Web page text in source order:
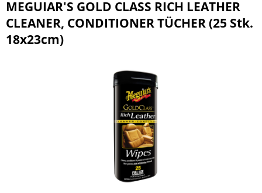
MEGUIAR'S GOLD CLASS RICH LEATHER
CLEANER, CONDITIONER TÜCHER (25 Stk.
18x23cm)